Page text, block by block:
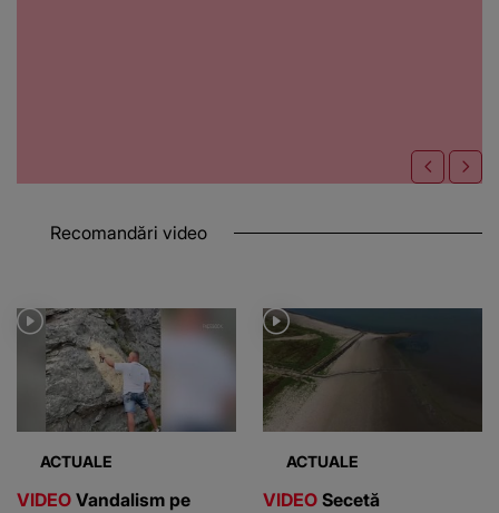
Recomandări video
ACTUALE
VIDEO Vandalism pe
ACTUALE
VIDEO Secetă